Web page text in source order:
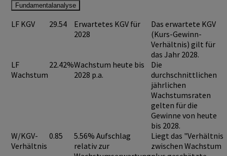
Fundamentalanalyse
LF KGV 29.54
Erwartetes KGV für
2028
Das erwartete KGV
(Kurs-Gewinn-
Verhältnis) gilt für
das Jahr 2028.
LF
Wachstum
22.42%Wachstum heute bis
2028 p.a.
Die
durchschnittlichen
jährlichen
Wachstumsraten
gelten für die
Gewinne von heute
bis 2028.
W/KGV-
Verhältnis
0.85
5.56% Aufschlag
relativ zur
Liegt das "Verhältnis
zwischen Wachstum